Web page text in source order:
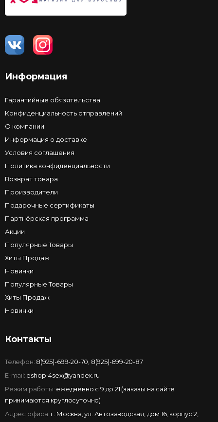
Информация
Гарантийные обязятельства
Конфиденциальность отправлений
О компании
Информация о доставке
Условия соглашения
Политика конфиденциальности
Возврат товара
Производители
Подарочные сертификаты
Партнёрская программа
Акции
Популярные Товары
Хиты Продаж
Новинки
Популярные Товары
Хиты Продаж
Новинки
Контакты
Телефон: 8(925)-699-20-70 8(925)-699-20-87
E-mail: eshop-4sex@yandex.ru
Режим работы: ежедневно с 9 до 21 (заказы на сайте
принимаются круглосуточно)
Адрес офиса: г. Москва, ул. Автозаводская, дом 16, корпус 2,